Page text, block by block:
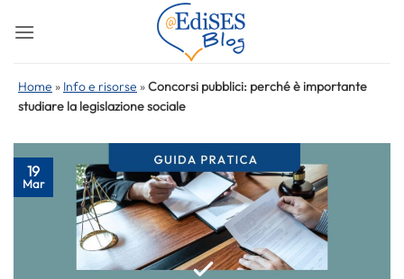
Home » Info e risorse »Concorsi pubblici: perché è importante
studiare la legislazione sociale
19
Mar